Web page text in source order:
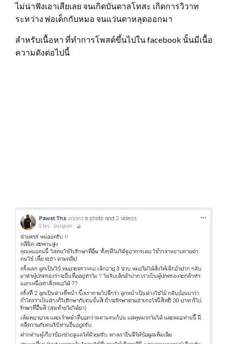
ไม่น่าฟังเอาเสียเลย จนเกิดบันดาลโทสะ เกิดการวิวาท
ระหว่าง พ่อเด็กกับหมอ จนแว่นตาหลุดออกมา
สำหรับเนื้อหา ที่ทำการโพสต์ขึ้นไปใน facebook นั้นมีเนื้อ
ความดังต่อไปนี้